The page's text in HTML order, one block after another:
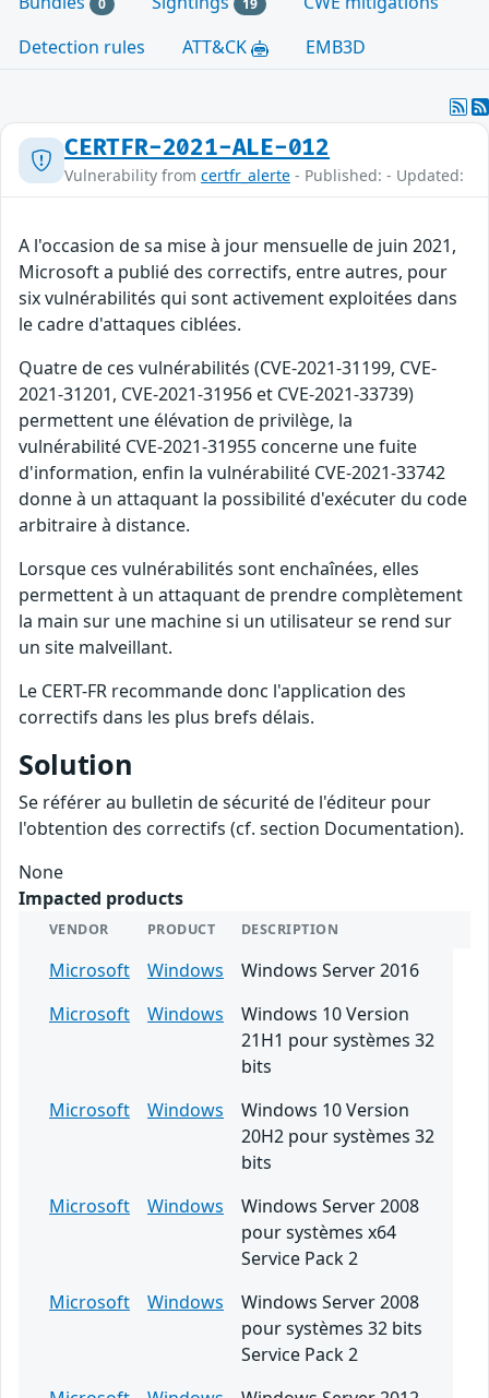
0 19
Detection rules
ATT&CK EMB3D
CERTFR-2021-ALE-012
Vulnerability from certfr_alerte - Published: - Updated:
A l'occasion de sa mise à jour mensuelle de juin 2021,
Microsoft a publié des correctifs, entre autres, pour
six vulnérabilités qui sont activement exploitées dans
le cadre d'attaques ciblées.
Quatre de ces vulnérabilités (CVE-2021-31199, CVE-
2021-31201, CVE-2021-31956 et CVE-2021-33739)
permettent une élévation de privilège, la
vulnérabilité CVE-2021-31955 concerne une fuite
d'information, enfin la vulnérabilité CVE-2021-33742
donne à un attaquant la possibilité d'exécuter du code
arbitraire à distance.
Lorsque ces vulnérabilités sont enchaînées, elles
permettent à un attaquant de prendre complètement
la main sur une machine si un utilisateur se rend sur
un site malveillant.
Le CERT-FR recommande donc l'application des
correctifs dans les plus brefs délais.
Solution
Se référer au bulletin de sécurité de l'éditeur pour
l'obtention des correctifs (cf. section Documentation).
None
Impacted products
VENDOR PRODUCT DESCRIPTION
Microsoft Windows
Windows Server 2016
Microsoft
Windows
Windows 10 Version
21H1 pour systèmes 32
bits
Microsoft
Windows
Windows 10 Version
20H2 pour systèmes 32
bits
Microsoft
Windows
Windows Server 2008
pour systèmes x64
Service Pack 2
Microsoft
Windows
Windows Server 2008
pour systèmes 32 bits
Service Pack 2